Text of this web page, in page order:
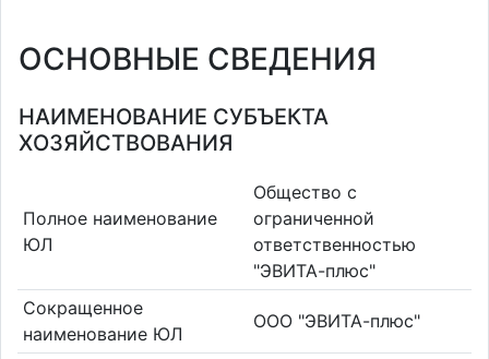
ОСНОВНЫЕ СВЕДЕНИЯ
НАИМЕНОВАНИЕ СУБЪЕКТА
ХОЗЯЙСТВОВАНИЯ
Полное наименование
ЮЛ
Общество с
ограниченной
ответственностью
"ЭВИТА-плюс"
Сокращенное
наименование ЮЛ
ООО "ЭВИТА-плюс"